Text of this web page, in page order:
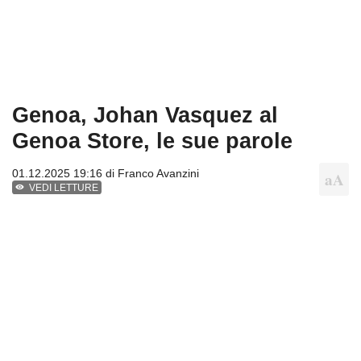
Genoa, Johan Vasquez al
Genoa Store, le sue parole
01.12.2025 19:16 di Franco Avanzini
VEDI LETTURE